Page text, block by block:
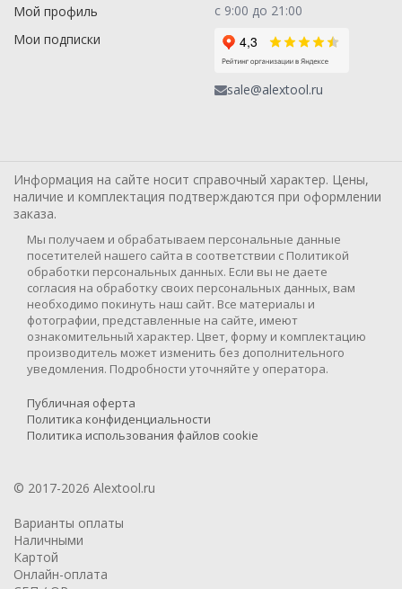
Мой профиль
Мои подписки
с 9:00 до 21:00
sale@alextool.ru
Информация на сайте носит справочный характер. Цены,
наличие и комплектация подтверждаются при оформлении
заказа.
Мы получаем и обрабатываем персональные данные
посетителей нашего сайта в соответствии с Политикой
обработки персональных данных. Если вы не даете
согласия на обработку своих персональных данных, вам
необходимо покинуть наш сайт. Все материалы и
фотографии, представленные на сайте, имеют
ознакомительный характер. Цвет, форму и комплектацию
производитель может изменить без дополнительного
уведомления. Подробности уточняйте у оператора.
Публичная оферта
Политика конфиденциальности
Политика использования файлов cookie
© 2017-2026 Alextool.ru
Варианты оплаты
Наличными
Картой
Онлайн-оплата